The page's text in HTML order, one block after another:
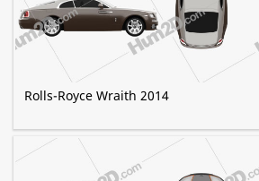
Rolls-Royce Wraith 2014